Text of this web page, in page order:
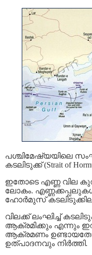
പശ്ചിമേഷ്യയിലെ
കടലിടുക്ക് (Strait of
ഇതോടെ എണ്ണ വില
ലോകം.
ഹോർമുസ്
വിലക്ക് ലംഘിച്ച്
ആക്രമിക്കും എന്നും
ആക്രമണം
ഉത്പാദനവും നിർത്തി.